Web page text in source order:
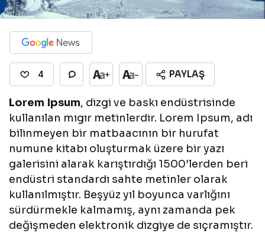
4 + - PAYLAŞ
Lorem Ipsum, dizgi ve baskı endüstrisinde
kullanılan mıgır metinlerdir. Lorem Ipsum, adı
bilinmeyen bir matbaacının bir hurufat
numune kitabı oluşturmak üzere bir yazı
galerisini alarak karıştırdığı 1500’lerden beri
endüstri standardı sahte metinler olarak
kullanılmıştır. Beşyüz yıl boyunca varlığını
sürdürmekle kalmamış, aynı zamanda pek
değişmeden elektronik dizgiye de sıçramıştır.